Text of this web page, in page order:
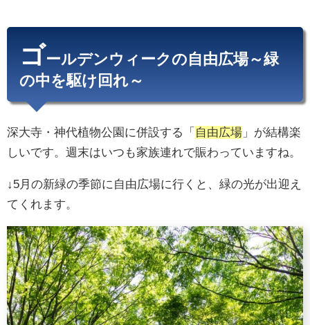
ゴールデンウィークの自由広場～緑
の中を駆け回れ～
深大寺・神代植物公園に併設する「 自由広場 」が結構楽
しいです。週末はいつも家族連れで賑わっていますね。
↓5月の新緑の季節に自由広場に行くと、緑の光が出迎え
てくれます。